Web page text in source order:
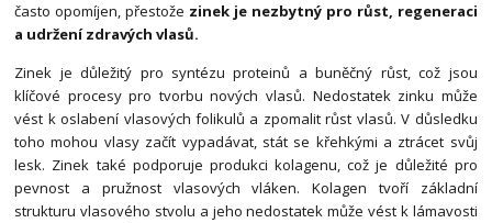
často opomíjen, přestože zinek je nezbytný pro růst, regeneraci
a udržení zdravých vlasů.
Zinek je důležitý pro syntézu proteinů a buněčný růst, což jsou
klíčové procesy pro tvorbu nových vlasů. Nedostatek zinku může
vést k oslabení vlasových folikulů a zpomalit růst vlasů. V důsledku
toho mohou vlasy začít vypadávat, stát se křehkými a ztrácet svůj
lesk. Zinek také podporuje produkci kolagenu, což je důležité pro
pevnost a pružnost vlasových vláken. Kolagen tvoří základní
strukturu vlasového stvolu a jeho nedostatek může vést k lámavosti